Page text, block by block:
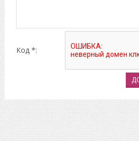
Код *: